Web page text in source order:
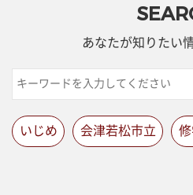
あなたが知りたい
いじめ 会津若松市立